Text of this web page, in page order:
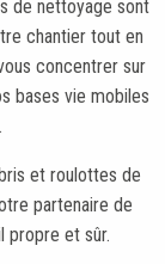
de nettoyage sont
chantier tout en
concentrer sur
bases vie mobiles
et roulottes de
partenaire de
propre et sûr.